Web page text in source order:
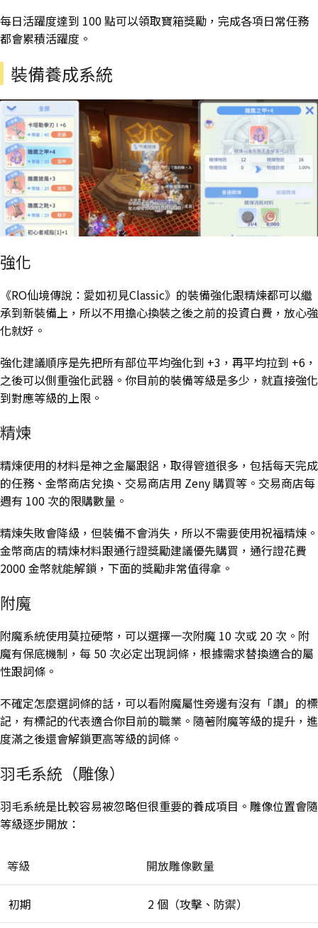
每日活躍度達到 100 點可以領取寶箱獎勵，完成各項日常任務
都會累積活躍度。
裝備養成系統
強化
《RO仙境傳說：愛如初見Classic》的裝備強化跟精煉都可以繼
承到新裝備上，所以不用擔心換裝之後之前的投資白費，放心強
化就好。
強化建議順序是先把所有部位平均強化到 +3，再平均拉到 +6，
之後可以側重強化武器。你目前的裝備等級是多少，就直接強化
到對應等級的上限。
精煉
精煉使用的材料是神之金屬跟鋁，取得管道很多，包括每天完成
的任務、金幣商店兌換、交易商店用 Zeny 購買等。交易商店每
週有 100 次的限購數量。
精煉失敗會降級，但裝備不會消失，所以不需要使用祝福精煉。
金幣商店的精煉材料跟通行證獎勵建議優先購買，通行證花費
2000 金幣就能解鎖，下面的獎勵非常值得拿。
附魔
附魔系統使用莫拉硬幣，可以選擇一次附魔 10 次或 20 次。附
魔有保底機制，每 50 次必定出現詞條，根據需求替換適合的屬
性跟詞條。
不確定怎麼選詞條的話，可以看附魔屬性旁邊有沒有「讚」的標
記，有標記的代表適合你目前的職業。隨著附魔等級的提升，進
度滿之後還會解鎖更高等級的詞條。
羽毛系統（雕像）
羽毛系統是比較容易被忽略但很重要的養成項目。雕像位置會隨
等級逐步開放：
等級 開放雕像數量
初期 2 個（攻擊、防禦）